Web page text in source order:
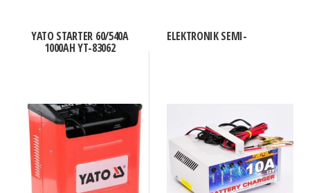
YATO STARTER 60/540A
1000AH YT-83062
ELEKTRONIK SEMI-